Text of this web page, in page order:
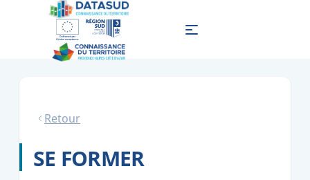
Retour
SE FORMER